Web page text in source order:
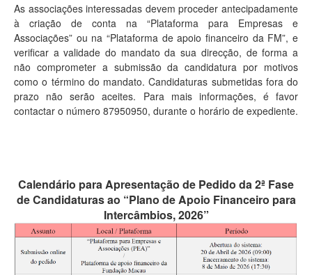
As associações interessadas devem proceder antecipadamente
à criação de conta na “Plataforma para Empresas e
Associações” ou na “Plataforma de apoio financeiro da FM”, e
verificar a validade do mandato da sua direcção, de forma a
não comprometer a submissão da candidatura por motivos
como o término do mandato. Candidaturas submetidas fora do
prazo não serão aceites. Para mais informações, é favor
contactar o número 87950950, durante o horário de expediente.
Calendário para Apresentação de Pedido da 2ª Fase
de Candidaturas ao “Plano de Apoio Financeiro para
Intercâmbios, 2026”